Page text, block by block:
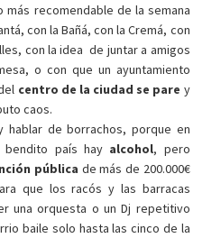
recomendable de la semana
con la Bañá, con la Cremá, con
con la idea de juntar a amigos
o con que un ayuntamiento
centro de la ciudad se pare y
caos.
hablar de borrachos, porque en
país hay alcohol, pero
pública de más de 200.000€
que los racós y las barracas
una orquesta o un Dj repetitivo
baile solo hasta las cinco de la